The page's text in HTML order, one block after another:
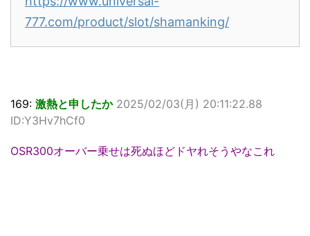
777.com/product/slot/shamanking/
169: 激熱と申したか 2025/02/03(月) 20:11:22.88
ID:Y3Hv7hCf0
OSR300オーバー乗せは死ぬほどドヤれそうやなこれ